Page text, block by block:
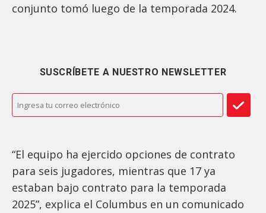
conjunto tomó luego de la temporada 2024.
SUSCRÍBETE A NUESTRO NEWSLETTER
“El equipo ha ejercido opciones de contrato
para seis jugadores, mientras que 17 ya
estaban bajo contrato para la temporada
2025”, explica el Columbus en un comunicado